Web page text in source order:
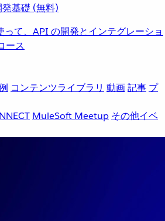
基礎 (無料)
て、API の開発とインテグレーショ
ース
コンテンツライブラリ 動画記事 プ
MuleSoft Meetup その他イベ